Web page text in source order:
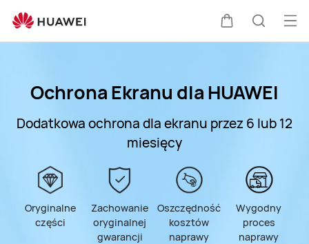
Pomoc
techniczna
WózekSzukaj
Ochrona Ekranu dla HUAWEI
Dodatkowa ochrona dla ekranu przez 6 lub 12
miesięcy
Oryginalne
części
Zachowanie
oryginalnej
gwarancji
Oszczędność
kosztów
naprawy
Wygodny
proces
naprawy